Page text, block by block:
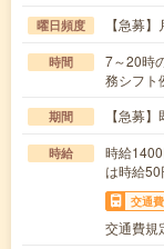
曜日頻度 【急募
時間
7～20時
務シフ
期間 【急募
時給
時給
は時給50
交通費
交通費規